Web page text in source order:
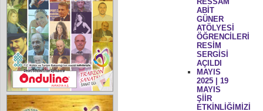
ABİT
GÜNER
ATÖLYESİ
ÖĞRENCİLERİ
RESİM
SERGİSİ
AÇILDI
MAYIS
2025 | 19
MAYIS
ŞİİR
ETKİNLİĞİMİZİ